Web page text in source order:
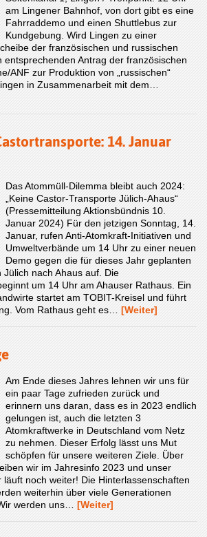
am Lingener Bahnhof, von dort gibt es eine
Fahrraddemo und einen Shuttlebus zur
Kundgebung. Wird Lingen zu einer
der französischen und russischen
entsprechenden Antrag der französischen
ANF zur Produktion von „russischen“
in Zusammenarbeit mit dem…
14. Januar
Das Atommüll-Dilemma bleibt auch 2024:
„Keine Castor-Transporte Jülich-Ahaus“
(Pressemitteilung Aktionsbündnis 10.
Januar 2024) Für den jetzigen Sonntag, 14.
Januar, rufen Anti-Atomkraft-Initiativen und
Umweltverbände um 14 Uhr zu einer neuen
Demo gegen die für dieses Jahr geplanten
nach Ahaus auf. Die
um 14 Uhr am Ahauser Rathaus. Ein
startet am TOBIT-Kreisel und führt
Vom Rathaus geht es… [Weiter]
Am Ende dieses Jahres lehnen wir uns für
ein paar Tage zufrieden zurück und
erinnern uns daran, dass es in 2023 endlich
gelungen ist, auch die letzten 3
Atomkraftwerke in Deutschland vom Netz
zu nehmen. Dieser Erfolg lässt uns Mut
schöpfen für unsere weiteren Ziele. Über
wir im Jahresinfo 2023 und unser
noch weiter! Die Hinterlassenschaften
weiterhin über viele Generationen
werden uns… [Weiter]